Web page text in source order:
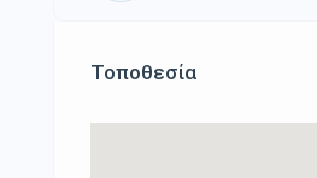
Τοποθεσία